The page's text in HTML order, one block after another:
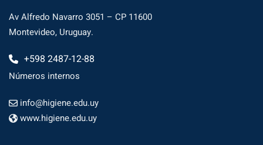
Av Alfredo Navarro 3051 – CP 11600
Montevideo, Uruguay.
+598 2487-12-88
Números internos
info@higiene.edu.uy
www.higiene.edu.uy